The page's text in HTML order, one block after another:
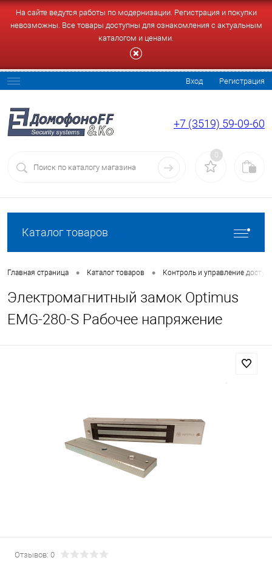
На сайте ведутся работы по модернизации. Регистрация и покупки
невозможны. Все товары доступны для ознакомления с актуальным
каталогом и ценами.
Вход Регистрация
+7 (3519) 59-09-60
0
Каталог товаров
Главная страница • Каталог товаров • Контроль и управление
Электромагнитный замок Optimus
EMG-280-S Рабочее напряжение
Отзывов: 0